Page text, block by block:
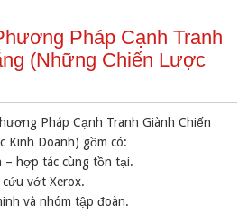
Pháp Cạnh Tranh
(Những Chiến Lược
Pháp Cạnh Tranh Giành Chiến
Kinh Doanh) gồm có:
– hợp tác cùng tồn tại.
cứu vớt Xerox.
và nhóm tập đoàn.